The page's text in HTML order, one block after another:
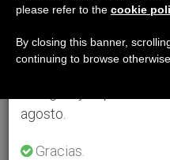
se generan menos
agosto.
Gracias.
please refer to the cookie
By closing this banner,
continuing to browse